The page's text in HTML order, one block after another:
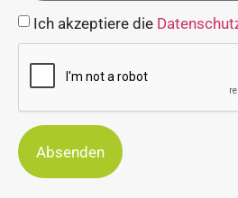
Ich akzeptiere die
Absenden